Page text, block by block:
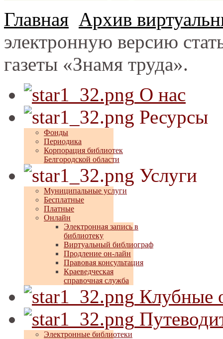
Главная Архив
электронную версию
газеты «Знамя труда».
О нас
Ресурсы
Фонды
Периодика
Корпорация библиотек
Белгородской области
Услуги
Муниципальные услуги
Бесплатные
Платные
Онлайн
Электронная запись в
библиотеку
Виртуальный библиограф
Продление он-лайн
Правовая консультация
Краеведческая
справочная служба
Клубные
Электронные библиотеки